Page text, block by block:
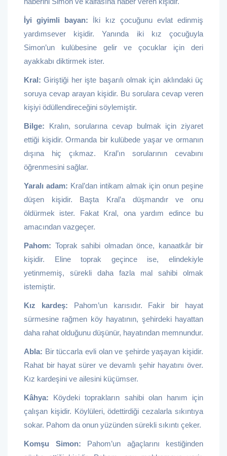
İyi giyimli bayan: İki kız çocuğunu evlat edinmiş
yardımsever kişidir. Yanında iki kız çocuğuyla
Simon’un kulübesine gelir ve çocuklar için deri
ayakkabı diktirmek ister.
Kral: Giriştiği her işte başarılı olmak için aklındaki üç
soruya cevap arayan kişidir. Bu sorulara cevap veren
kişiyi ödüllendireceğini söylemiştir.
Bilge: Kralın, sorularına cevap bulmak için ziyaret
ettiği kişidir. Ormanda bir kulübede yaşar ve ormanın
dışına hiç çıkmaz. Kral’ın sorularının cevabını
öğrenmesini sağlar.
Yaralı adam: Kral’dan intikam almak için onun peşine
düşen kişidir. Başta Kral’a düşmandır ve onu
öldürmek ister. Fakat Kral, ona yardım edince bu
amacından vazgeçer.
Pahom: Toprak sahibi olmadan önce, kanaatkâr bir
kişidir. Eline toprak geçince ise, elindekiyle
yetinmemiş, sürekli daha fazla mal sahibi olmak
istemiştir.
Kız kardeş: Pahom’un karısıdır. Fakir bir hayat
sürmesine rağmen köy hayatının, şehirdeki hayattan
daha rahat olduğunu düşünür, hayatından memnundur.
Abla: Bir tüccarla evli olan ve şehirde yaşayan kişidir.
Rahat bir hayat sürer ve devamlı şehir hayatını över.
Kız kardeşini ve ailesini küçümser.
Kâhya: Köydeki toprakların sahibi olan hanım için
çalışan kişidir. Köylüleri, ödettirdiği cezalarla sıkıntıya
sokar. Pahom da onun yüzünden sürekli sıkıntı çeker.
Komşu Simon: Pahom’un ağaçlarını kestiğinden